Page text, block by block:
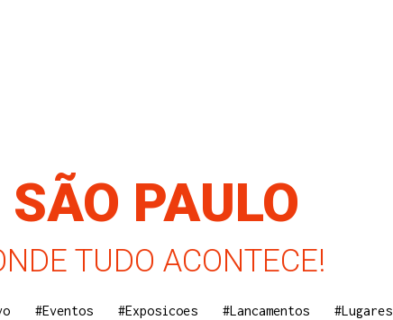
SÃO PAULO
TUDO ACONTECE!
#Eventos #Exposicoes #Lancamentos #Lugares